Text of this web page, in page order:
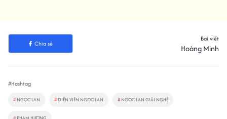
Chia sẻ
Bài viết
Hoàng Minh
#Hashtag
# NGỌC LAN # DIỄN VIÊN NGỌC LAN # NGỌC LAN GIẢI NGHỆ